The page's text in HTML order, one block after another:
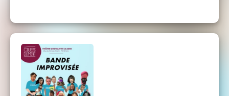
Comédie Musicale ...). Plusieurs lieux dans
Paris et cours d'essai gratuit à la rentrée !
Cours Clément